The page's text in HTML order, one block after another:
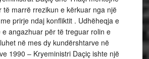
të marrë rrezikun e kërkuar nga një
prirje ndaj konfliktit . Udhëheqja e
angazhuar për të treguar rolin e
në mes dy kundërshtarve në
1990 – Kryeministri Daçiç ishte një